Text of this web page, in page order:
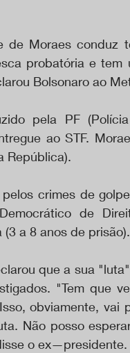
de Moraes conduz
probatória e
Bolsonaro ao
pela PF
ao STF.
República).
crimes de
de
a 8 anos de prisão).
que a sua
"Tem que
obviamente, vai
Não posso
o ex—presidente.